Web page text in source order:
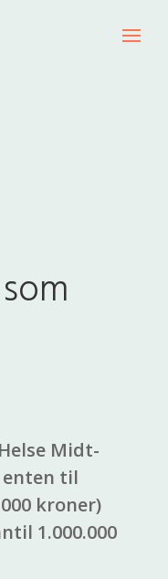
Midt-
enten til
kroner)
1.000.000